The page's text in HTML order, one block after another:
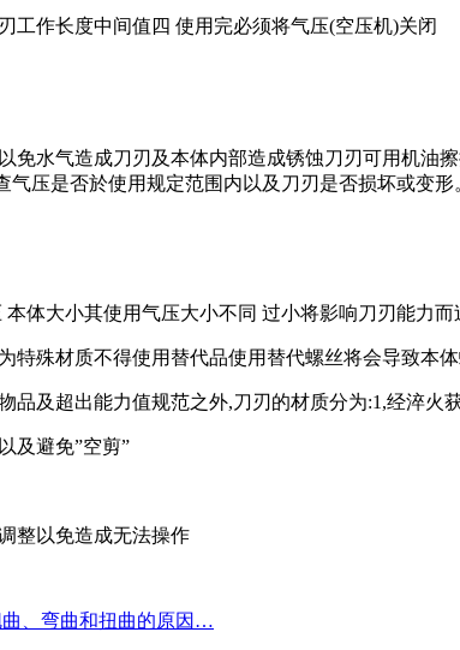
工作长度中间值四 使用完必须将气压(空压机)关闭
免水气造成刀刃及本体内部造成锈蚀刀刃可用机油
气压是否於使用规定范围内以及刀刃是否损坏或变形
体大小其使用气压大小不同 过小将影响刀刃能力
特殊材质不得使用替代品使用替代螺丝将会导致本
品及超出能力值规范之外,刀刃的材质分为:1,经淬
及避免”空剪”
整以免造成无法操作
、弯曲和扭曲的原因…